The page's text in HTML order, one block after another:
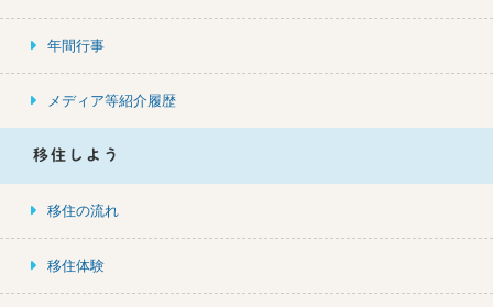
年間行事
メディア等紹介履歴
移住しよう
移住の流れ
移住体験